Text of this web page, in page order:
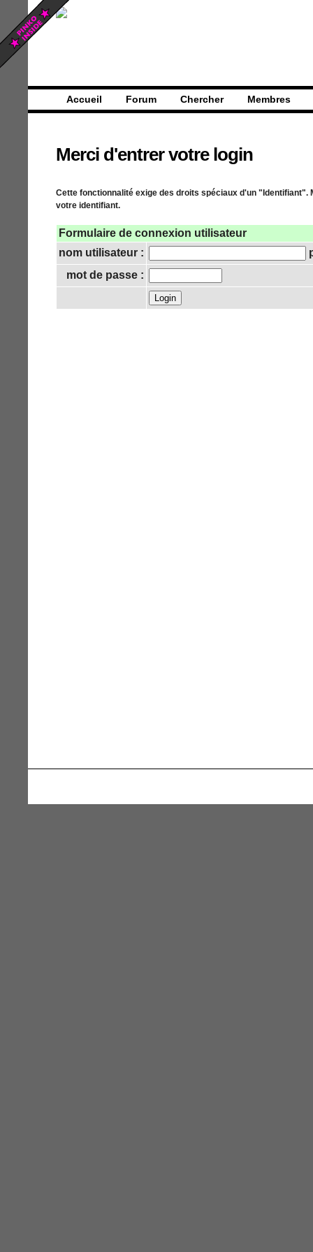
Accueil Forum Chercher Membres
Merci d'entrer votre login
Cette fonctionnalité exige des droits spéciaux d'un "Identifiant".
votre identifiant.
Formulaire de connexion utilisateur
nom utilisateur :
mot de passe :